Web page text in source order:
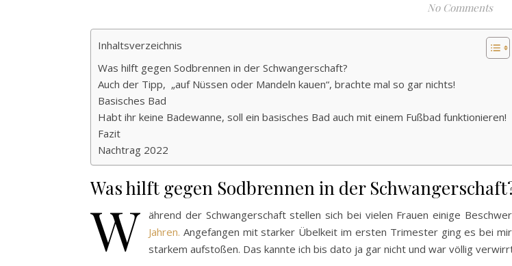
No Comments
Inhaltsverzeichnis
Was hilft gegen Sodbrennen in der Schwangerschaft?
Auch der Tipp, „auf Nüssen oder Mandeln kauen“, brachte mal so gar nichts!
Basisches Bad
Habt ihr keine Badewanne, soll ein basisches Bad auch mit einem Fußbad funktionieren!
Fazit
Nachtrag 2022
Was hilft gegen Sodbrennen in der
W ährend der Schwangerschaft stellen sich bei vielen Frauen einige
Jahren. Angefangen mit starker Übelkeit im ersten Trimester ging es bei
starkem aufstoßen. Das kannte ich bis dato ja gar nicht und war völlig